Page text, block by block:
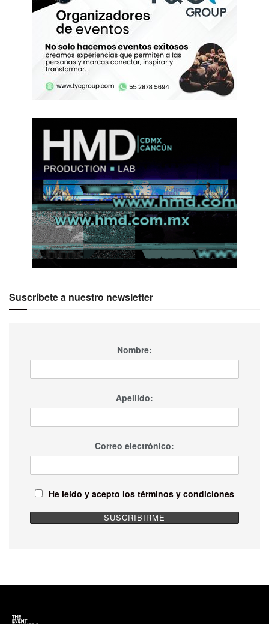
Suscríbete a nuestro newsletter
Nombre:
Apellido:
Correo electrónico:
He leído y acepto los términos y condiciones